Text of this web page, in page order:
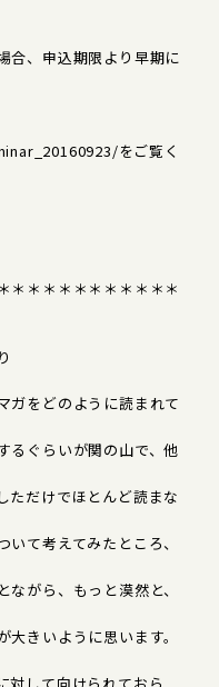
合、申込期限より早期に
をご覧く
＊＊＊＊＊＊＊＊＊＊＊
ガをどのように読まれて
るぐらいが関の山で、他
ただけでほとんど読まな
て考えてみたところ、
がら、もっと漠然と、
きいように思います。
対して向けられておら